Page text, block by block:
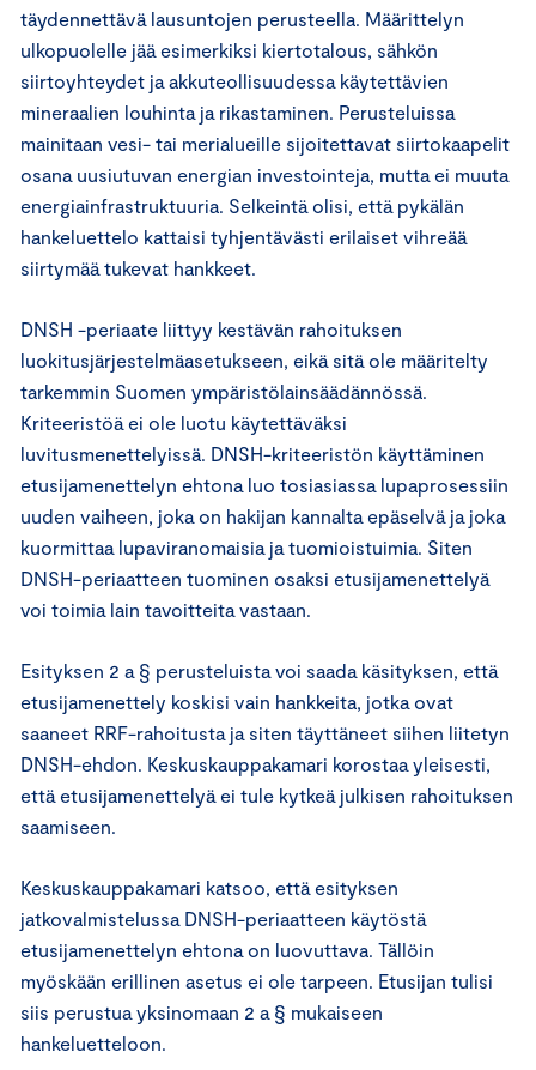
täydennettävä lausuntojen perusteella. Määrittelyn
ulkopuolelle jää esimerkiksi kiertotalous, sähkön
siirtoyhteydet ja akkuteollisuudessa käytettävien
mineraalien louhinta ja rikastaminen. Perusteluissa
mainitaan vesi- tai merialueille sijoitettavat siirtokaapelit
osana uusiutuvan energian investointeja, mutta ei muuta
energiainfrastruktuuria. Selkeintä olisi, että pykälän
hankeluettelo kattaisi tyhjentävästi erilaiset vihreää
siirtymää tukevat hankkeet.
DNSH -periaate liittyy kestävän rahoituksen
luokitusjärjestelmäasetukseen, eikä sitä ole määritelty
tarkemmin Suomen ympäristölainsäädännössä.
Kriteeristöä ei ole luotu käytettäväksi
luvitusmenettelyissä. DNSH-kriteeristön käyttäminen
etusijamenettelyn ehtona luo tosiasiassa lupaprosessiin
uuden vaiheen, joka on hakijan kannalta epäselvä ja joka
kuormittaa lupaviranomaisia ja tuomioistuimia. Siten
DNSH-periaatteen tuominen osaksi etusijamenettelyä
voi toimia lain tavoitteita vastaan.
Esityksen 2 a § perusteluista voi saada käsityksen, että
etusijamenettely koskisi vain hankkeita, jotka ovat
saaneet RRF-rahoitusta ja siten täyttäneet siihen liitetyn
DNSH-ehdon. Keskuskauppakamari korostaa yleisesti,
että etusijamenettelyä ei tule kytkeä julkisen rahoituksen
saamiseen.
Keskuskauppakamari katsoo, että esityksen
jatkovalmistelussa DNSH-periaatteen käytöstä
etusijamenettelyn ehtona on luovuttava. Tällöin
myöskään erillinen asetus ei ole tarpeen. Etusijan tulisi
siis perustua yksinomaan 2 a § mukaiseen
hankeluetteloon.